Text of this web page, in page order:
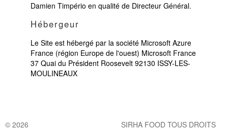
Damien Timpério en qualité de Directeur Général.
Hébergeur
Le Site est hébergé par la société Microsoft Azure
France (région Europe de l'ouest) Microsoft France
37 Quai du Président Roosevelt 92130 ISSY-LES-
MOULINEAUX
© 2026 SIRHA FOOD TOUS DROITS